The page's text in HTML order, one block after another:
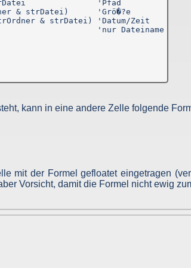
den Servern des Dienstes her. Der
Informationen bezüglich facebook finden Sie
haben. Es besteht hierbei die
die genannten Informationen mit
ebenfalls an die Facebook Inc.
Sie sich bitte vor dem Besuch dieser
?c=2#!/
Daten erhebt, nutzt und verarbeitet und
Dienstes nachlesen.
zu erhalten, welche personenbezogenen
'Pfad
& strDatei)      'Grö�?e
& strDatei) 'Datum/Zeit
'nur Dateiname
kann in eine andere Zelle folgende
mit der Formel gefloatet eingetragen
Vorsicht, damit die Formel nicht ewig